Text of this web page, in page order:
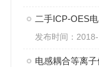
发布时间：